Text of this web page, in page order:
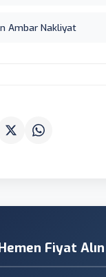
Ambar Nakliyat
Fiyat Alın